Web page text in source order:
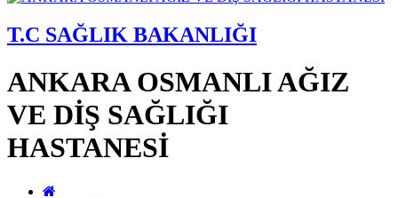
T.C SAĞLIK BAKANLIĞI
ANKARA OSMANLI AĞIZ
VE DİŞ SAĞLIĞI
HASTANESİ